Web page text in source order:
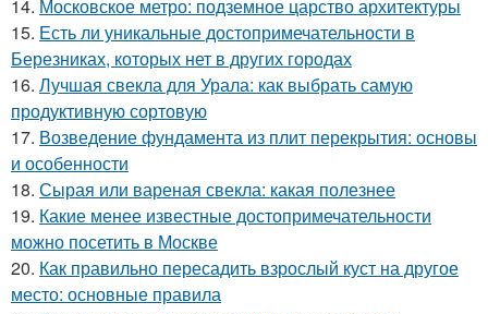
14. Московское метро: подземное царство архитектуры
15. Есть ли уникальные достопримечательности в
Березниках, которых нет в других городах
16. Лучшая свекла для Урала: как выбрать самую
продуктивную сортовую
17. Возведение фундамента из плит перекрытия: основы
и особенности
18. Сырая или вареная свекла: какая полезнее
19. Какие менее известные достопримечательности
можно посетить в Москве
20. Как правильно пересадить взрослый куст на другое
место: основные правила